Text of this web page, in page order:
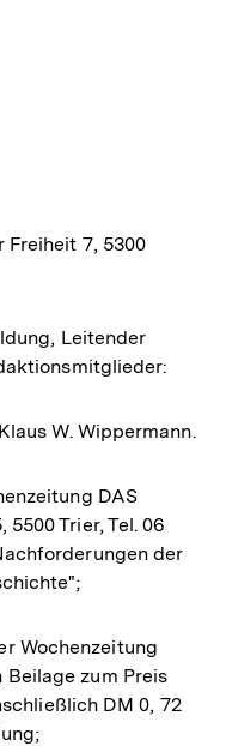
Freiheit 7, 5300
Leitender
W. Wippermann.
DAS
Trier, Tel. 06
der
Wochenzeitung
Beilage zum Preis
DM 0, 72